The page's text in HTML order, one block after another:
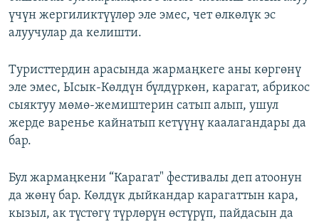
үчүн жергиликтүүлөр эле эмес, чет өлкөлүк эс
алуучулар да келишти.
Туристтердин арасында жармаңкеге аны көргөнү
эле эмес, Ысык-Көлдүн бүлдүркөн, карагат, абрикос
сыяктуу мөмө-жемиштерин сатып алып, ушул
жерде варенье кайнатып кетүүнү каалагандары да
бар.
Бул жармаңкени “Карагат" фестивалы деп атоонун
да жөнү бар. Көлдүк дыйкандар карагаттын кара,
кызыл, ак түстөгү түрлөрүн өстүрүп, пайдасын да